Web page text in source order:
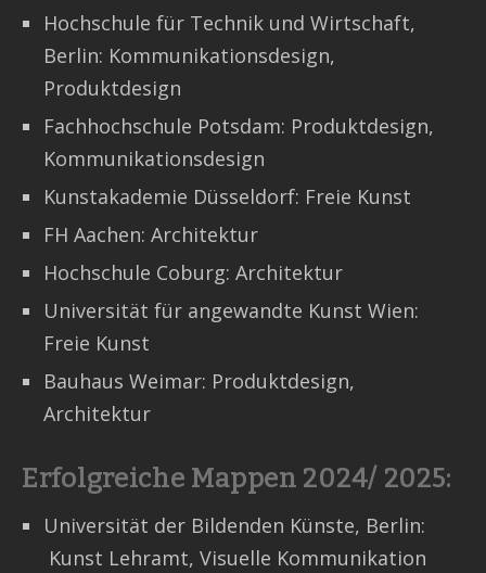
Hochschule für Technik und Wirtschaft,
Berlin: Kommunikationsdesign,
Produktdesign
Fachhochschule Potsdam: Produktdesign,
Kommunikationsdesign
Kunstakademie Düsseldorf: Freie Kunst
FH Aachen: Architektur
Hochschule Coburg: Architektur
Universität für angewandte Kunst Wien:
Freie Kunst
Bauhaus Weimar: Produktdesign,
Architektur
Erfolgreiche Mappen 2024/ 2025:
Universität der Bildenden Künste, Berlin:
Kunst Lehramt, Visuelle Kommunikation